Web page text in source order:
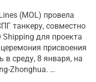
(MOL) провела
танкеру, совместно
Shipping для проекта
присвоения
в среду, 8 января, на
Zhonghua. …